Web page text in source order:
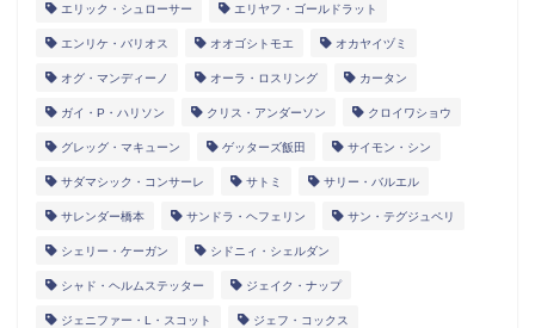
エリック・シュローサー エリヤフ・ゴールドラット
エンリケ・バリオス オオゴシトモエ オカヤイヅミ
オグ・マンディーノ オーラ・ロスリング カータン
ガイ・P・ハリソン クリス・アンダーソン クロイワショウ
グレッグ・マキューン ゲッターズ飯田 サイモン・シン
サダマシック・コンサーレ サトミ サリー・バルエル
サレンダー橋本 サンドラ・ヘフェリン サン・テグジュペリ
シェリー・ケーガン シドニィ・シェルダン
シャド・ヘルムステッター ジェイク・ナップ
ジェニファー・L・スコット ジェフ・コックス